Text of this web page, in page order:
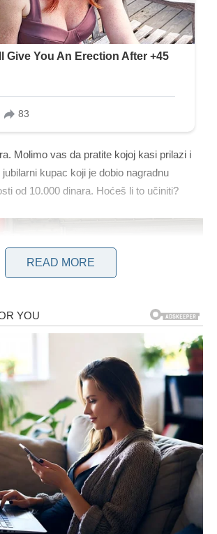
Molimo vas da pratite kojoj kasi prilazi i
kupac koji je dobio nagradnu
od 10.000 dinara. Hoćeš li to učiniti?
“Svakako, trebam li spomenuti da je od
Djevojčica je odgovorila da joj je ovo prvi
je čula da žena nema sredstava da kupi
su došli samo po kruh i paštetu. Ne mogu
sam zadovoljan ovom gestom i
čim se ukaže prilika.
READ MORE